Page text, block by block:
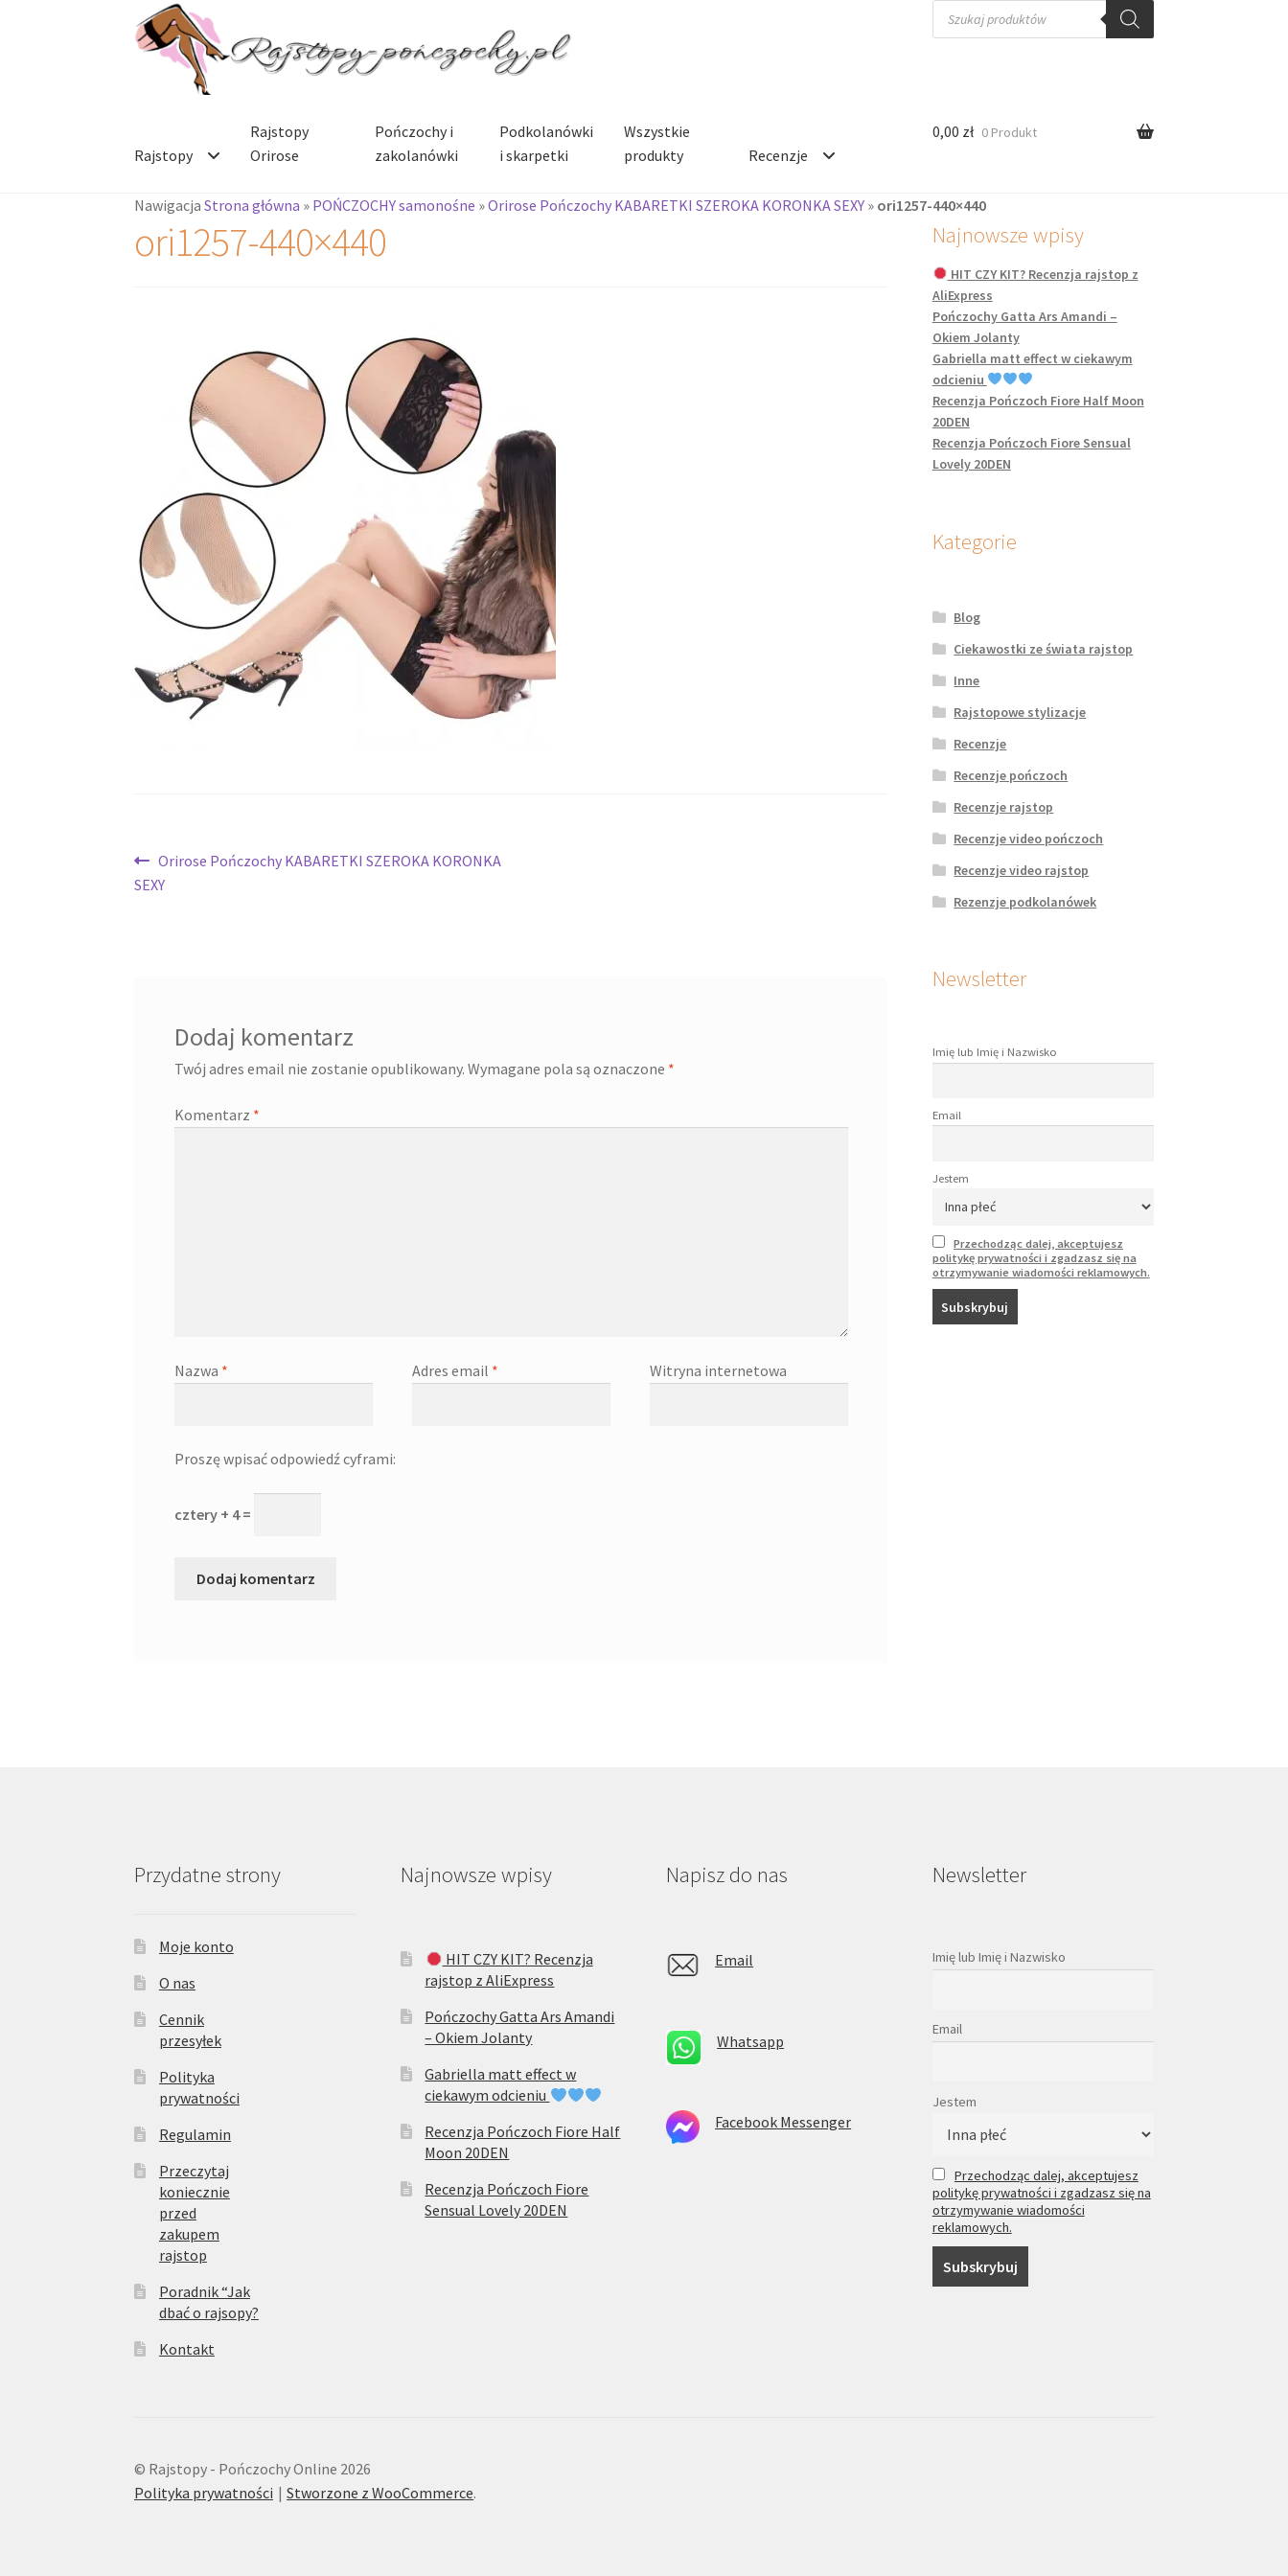
Przejdź
do
nawigacji
Przejdź
do
treści
Wyszukiwarka
produktów
Rajstopy
Rajstopy
Orirose
Pończochy i
zakolanówki
Podkolanówki
i skarpetki
Wszystkie
produkty
Recenzje
0,00 zł 0 Produkt
NawigacjaStrona główna » POŃCZOCHY samonośne »Orirose Pończochy KABARETKI SZEROKA KORONKA SEXY » ori1257-440×440
ori1257-440×440
Nawigacja
wpisu
Poprzedni
wpis:
Orirose Pończochy KABARETKI SZEROKA KORONKA
SEXY
Dodaj komentarz
Twój adres email nie zostanie opublikowany. Wymagane pola są oznaczone *
Komentarz *
Nazwa * Adres email * Witryna internetowa
Proszę wpisać odpowiedź cyframi:
cztery + 4 =
Najnowsze wpisy
HIT CZY KIT? Recenzja rajstop z
AliExpress
Pończochy Gatta Ars Amandi –
Okiem Jolanty
Gabriella matt effect w ciekawym
odcieniu
Recenzja Pończoch Fiore Half Moon
20DEN
Recenzja Pończoch Fiore Sensual
Lovely 20DEN
Kategorie
Blog
Ciekawostki ze świata rajstop
Inne
Rajstopowe stylizacje
Recenzje
Recenzje pończoch
Recenzje rajstop
Recenzje video pończoch
Recenzje video rajstop
Rezenzje podkolanówek
Newsletter
Imię lub Imię i Nazwisko
Email
Jestem
Przechodząc dalej, akceptujesz
politykę prywatności i zgadzasz się na
otrzymywanie wiadomości reklamowych.
Przydatne strony
Moje konto
O nas
Cennik
przesyłek
Polityka
prywatności
Regulamin
Przeczytaj
koniecznie
przed
zakupem
rajstop
Poradnik “Jak
dbać o rajsopy?
Kontakt
Najnowsze wpisy
HIT CZY KIT? Recenzja
rajstop z AliExpress
Pończochy Gatta Ars Amandi
– Okiem Jolanty
Gabriella matt effect w
ciekawym odcieniu
Recenzja Pończoch Fiore Half
Moon 20DEN
Recenzja Pończoch Fiore
Sensual Lovely 20DEN
Napisz do nas
Email
Whatsapp
Facebook Messenger
Newsletter
Imię lub Imię i Nazwisko
Email
Jestem
Przechodząc dalej, akceptujesz
politykę prywatności i zgadzasz się na
otrzymywanie wiadomości
reklamowych.
© Rajstopy - Pończochy Online 2026
Polityka prywatności
Stworzone z WooCommerce.